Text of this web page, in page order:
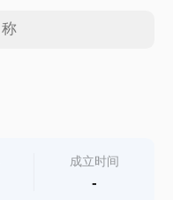
成立时间
-